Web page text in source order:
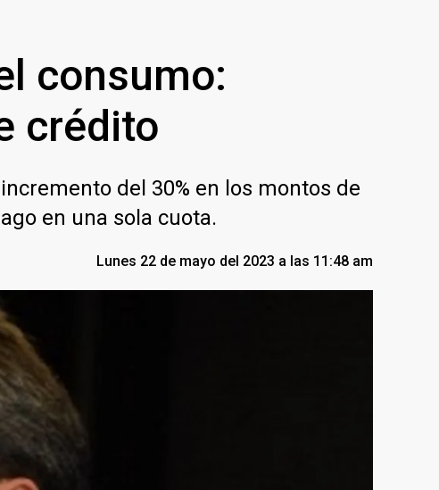
consumo:
crédito
del 30% en los montos de
en una sola cuota.
Lunes 22 de mayo del 2023 a las 11:48 am